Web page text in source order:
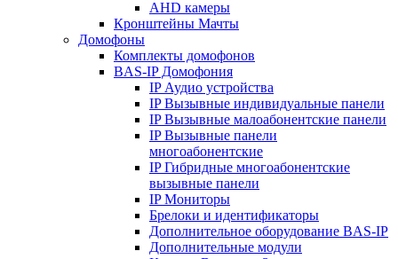
AHD камеры
Кронштейны Мачты
Домофоны
Комплекты домофонов
BAS-IP Домофония
IP Аудио устройства
IP Вызывные индивидуальные панели
IP Вызывные малоабонентские панели
IP Вызывные панели
многоабонентские
IP Гибридные многоабонентские
вызывные панели
IP Мониторы
Брелоки и идентификаторы
Дополнительное оборудование BAS-IP
Дополнительные модули